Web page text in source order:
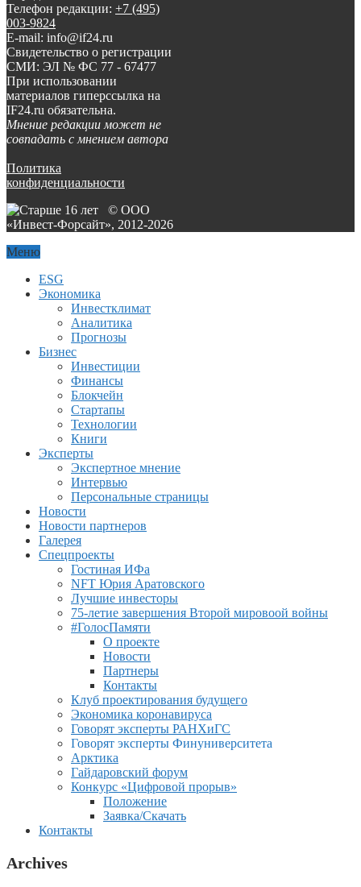
Телефон редакции: +7 (495)
003-9824
E-mail: info@if24.ru
Свидетельство о регистрации
СМИ: ЭЛ № ФС 77 - 67477
При использовании
материалов гиперссылка на
IF24.ru обязательна.
Мнение редакции может не
совпадать с мнением автора
Политика
конфиденциальности
© ООО
«Инвест-Форсайт», 2012-2026
Меню
ESG
Экономика
Инвестклимат
Аналитика
Прогнозы
Бизнес
Инвестиции
Финансы
Блокчейн
Стартапы
Технологии
Книги
Эксперты
Экспертное мнение
Интервью
Персональные страницы
Новости
Новости партнеров
Галерея
Спецпроекты
Гостиная ИФа
NFT Юрия Аратовского
Лучшие инвесторы
75-летие завершения Второй мировоой войны
#ГолосПамяти
О проекте
Новости
Партнеры
Контакты
Клуб проектирования будущего
Экономика коронавируса
Говорят эксперты РАНХиГС
Говорят эксперты Финуниверситета
Арктика
Гайдаровский форум
Конкурс «Цифровой прорыв»
Положение
Заявка/Скачать
Контакты
Archives